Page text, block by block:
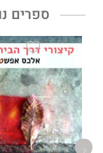
ג'קי פלמינגהיא
בכתבי־עת רבים,
בפרס ארטמיסיה
ספרים